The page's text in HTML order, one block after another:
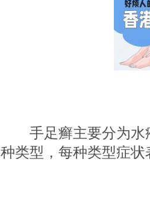
手足癣主要分为水
种类型，每种类型症状